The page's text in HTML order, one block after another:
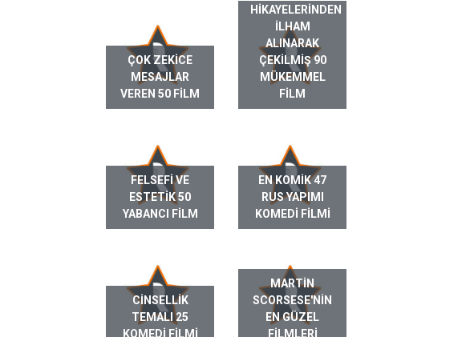
ÇOK ZEKICE
MESAJLAR
VEREN 50 FILM
HIKAYELERINDEN
ILHAM
ALINARAK
ÇEKILMIŞ 90
MÜKEMMEL
FILM
FELSEFI VE
ESTETIK 50
YABANCI FILM
EN KOMIK 47
RUS YAPIMI
KOMEDI FILMI
CINSELLIK
TEMALI 25
KOMEDI FILMI
MARTIN
SCORSESE'NIN
EN GÜZEL
FILMLERI